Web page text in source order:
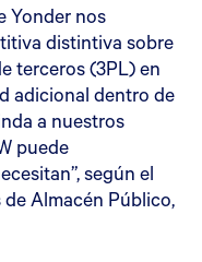
Yonder nos
distintiva sobre
terceros (3PL) en
adicional dentro de
a nuestros
puede
según el
Almacén Público,